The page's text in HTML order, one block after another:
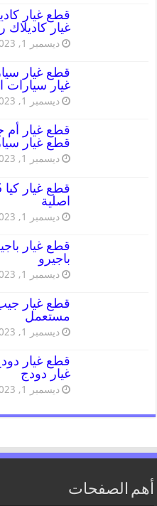
غيار
ديسمبر 1, 2023
غيار سيارات
ديسمبر 1, 2023
قطع غيار
ديسمبر 1, 2023
اصلية
ديسمبر 1, 2023
باجيرو
ديسمبر 1, 2023
مستعمل
ديسمبر 1, 2023
غيار دودج
ديسمبر 1, 2023
أهم الصفحات